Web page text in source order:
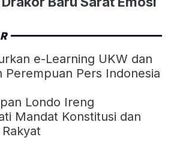
e-Learning UKW dan
Perempuan Pers Indonesia
Londo Ireng
Mandat Konstitusi dan